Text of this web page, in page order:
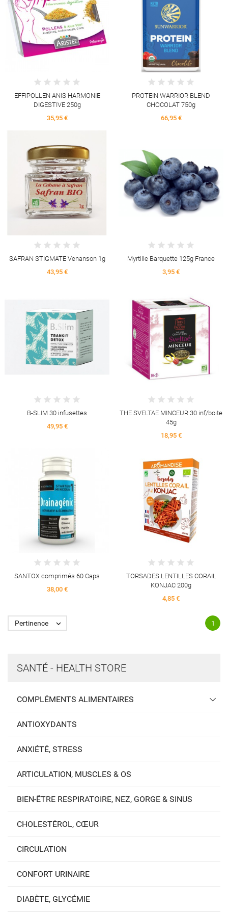
SANTÉ - HEALTH STORE
COMPLÉMENTS ALIMENTAIRES
ANTIOXYDANTS
ANXIÉTÉ, STRESS
ARTICULATION, MUSCLES & OS
BIEN-ÊTRE RESPIRATOIRE, NEZ, GORGE & SINUS
CHOLESTÉROL, CŒUR
CIRCULATION
CONFORT URINAIRE
DIABÈTE, GLYCÉMIE
EFFIPOLLEN ANIS HARMONIE
DIGESTIVE 250g
35,95 €
PROTEIN WARRIOR BLEND
CHOCOLAT 750g
66,95 €
SAFRAN STIGMATE Venanson 1g
43,95 €
Myrtille Barquette 125g France
3,95 €
B-SLIM 30 infusettes
49,95 €
THE SVELTAE MINCEUR 30 inf/boite
45g
18,95 €
SANTOX comprimés 60 Caps
38,00 €
TORSADES LENTILLES CORAIL
KONJAC 200g
4,85 €
Pertinence  1